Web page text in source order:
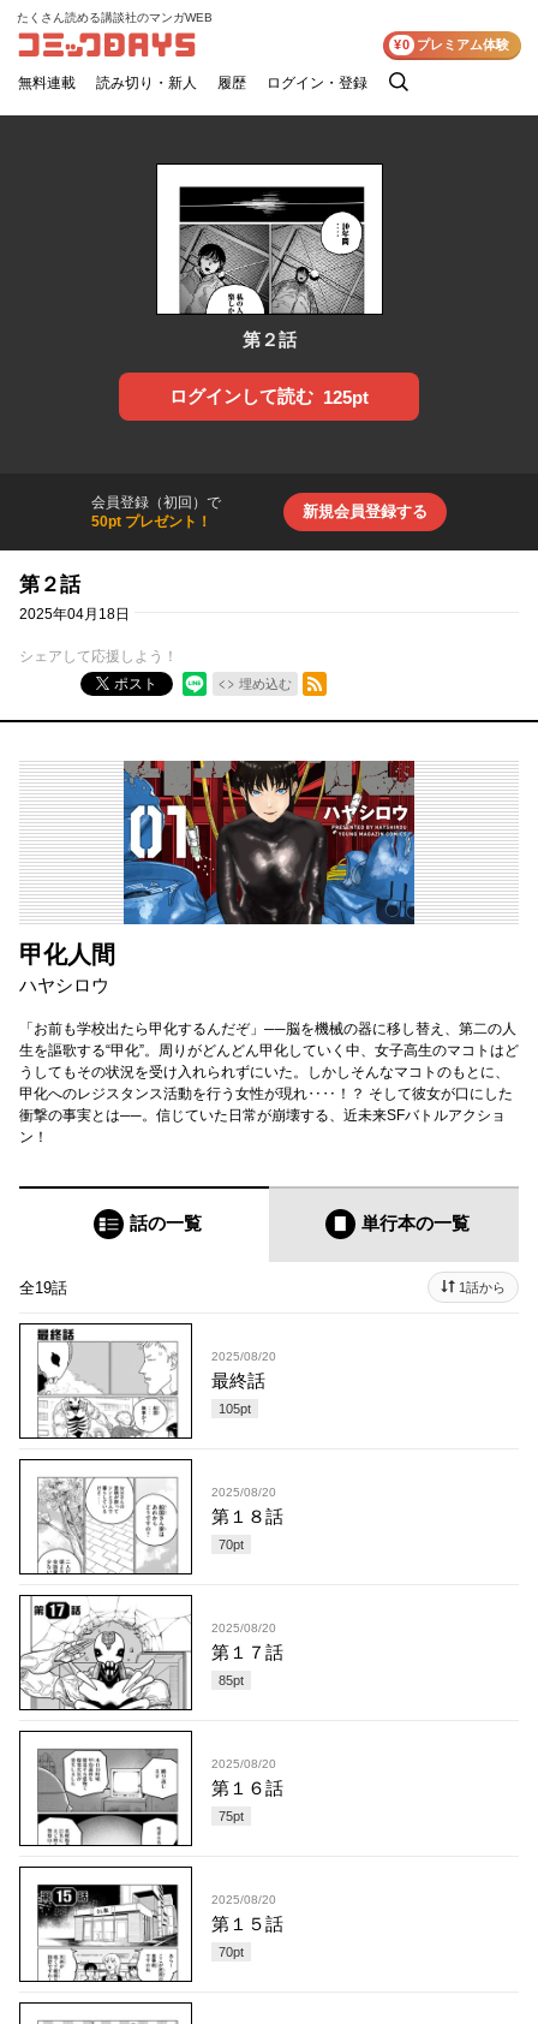
コミックDAYS
たくさん読める講談社のマンガWEB
無料連載 読み切り・新人 履歴 ログイン・登録
検
¥0 プレミアム体験
第２話
ログインして読む 125pt
会員登録（初回）で
50pt プレゼント！
新規会員登録する
第２話
2025年04月18日
シェアして応援しよう！
ポスト
埋め込む
RSSフィード
甲化人間
ハヤシロウ
「お前も学校出たら甲化するんだぞ」──脳を機械の器に移し替え、第二の人
生を謳歌する“甲化”。周りがどんどん甲化していく中、女子高生のマコトはど
うしてもその状況を受け入れられずにいた。しかしそんなマコトのもとに、
甲化へのレジスタンス活動を行う女性が現れ‥‥！？ そして彼女が口にした
衝撃の事実とは──。信じていた日常が崩壊する、近未来SFバトルアクショ
ン！
話の一覧 単行本の一覧
全19話 1話から
2025/08/20
最終話
105pt
2025/08/20
第１８話
70pt
2025/08/20
第１７話
85pt
2025/08/20
第１６話
75pt
2025/08/20
第１５話
70pt